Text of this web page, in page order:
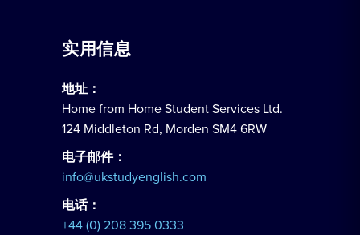
实用信息
地址：
Home from Home Student Services Ltd.
124 Middleton Rd, Morden SM4 6RW
电子邮件：
info@ukstudyenglish.com
电话：
+44 (0) 208 395 0333